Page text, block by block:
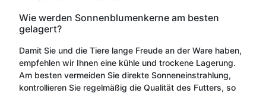
Wie werden Sonnenblumenkerne am besten
gelagert?
Damit Sie und die Tiere lange Freude an der Ware haben,
empfehlen wir Ihnen eine kühle und trockene Lagerung.
Am besten vermeiden Sie direkte Sonneneinstrahlung,
kontrollieren Sie regelmäßig die Qualität des Futters, so